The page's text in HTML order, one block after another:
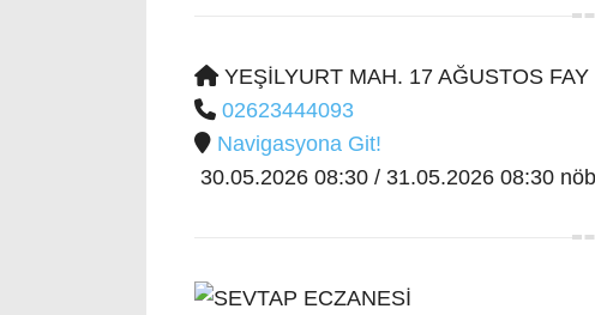
YEŞİLYURT MAH. 17 AĞUSTOS
02623444093
Navigasyona Git!
30.05.2026 08:30 / 31.05.2026 08:30